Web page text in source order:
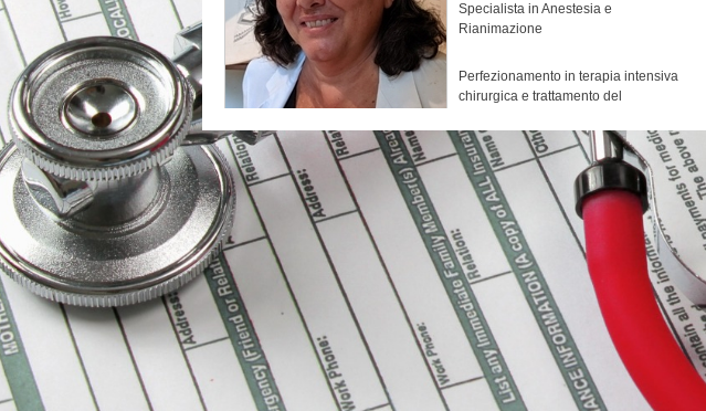
Specialista in Anestesia e
Rianimazione
Perfezionamento in terapia intensiva
chirurgica e trattamento del
Tirocinio abilitante in Anestesia e Rianimazione alle Molinette, Pronto
Soccorso.
Dirigente medico di Anestesia e Rianimazione all'Ospedale Infantile Regina
Margherita e al Martini di Torino (1983.1989)
Dirigente medico, corresponsabile, di Anestesia e Rianimazione all'ospedale
di Chieri e Venaria (1989- 1996)
Medico rianimatore in Elisoccorso Piemonte 118 (1988-1996)